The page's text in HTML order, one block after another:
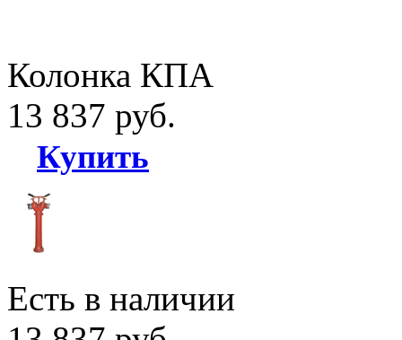
Колонка КПА
13 837 руб.
Купить
Есть в наличии